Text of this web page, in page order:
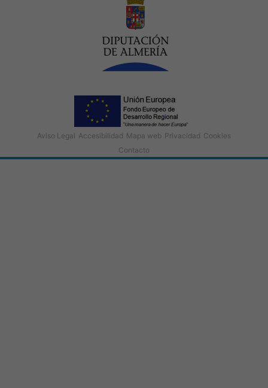
Aviso Legal Accesibilidad Mapa web Privacidad Cookies
Contacto